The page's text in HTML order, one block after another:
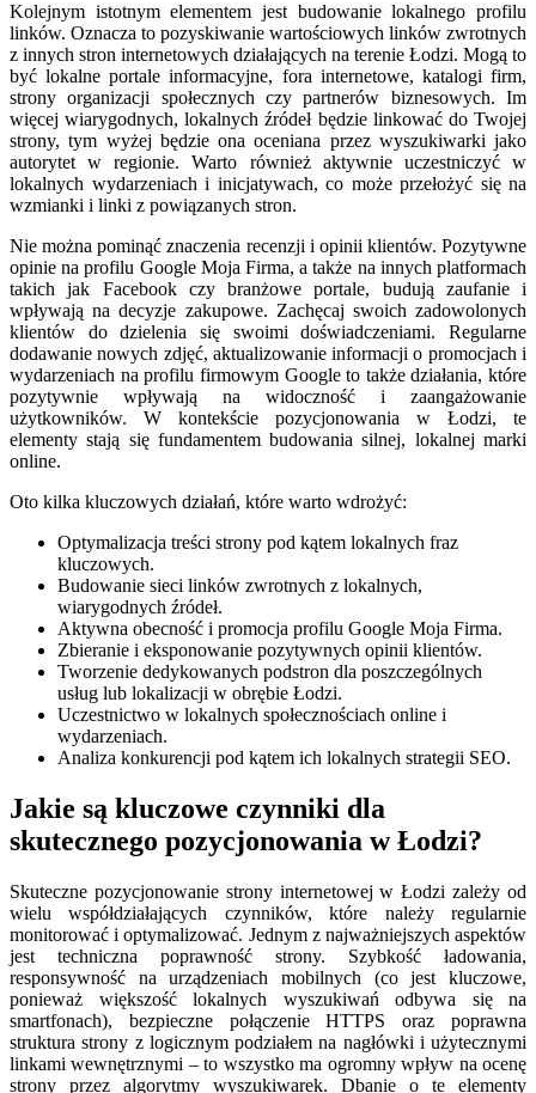
Kolejnym istotnym elementem jest budowanie lokalnego profilu
linków. Oznacza to pozyskiwanie wartościowych linków zwrotnych
z innych stron internetowych działających na terenie Łodzi. Mogą to
być lokalne portale informacyjne, fora internetowe, katalogi firm,
strony organizacji społecznych czy partnerów biznesowych. Im
więcej wiarygodnych, lokalnych źródeł będzie linkować do Twojej
strony, tym wyżej będzie ona oceniana przez wyszukiwarki jako
autorytet w regionie. Warto również aktywnie uczestniczyć w
lokalnych wydarzeniach i inicjatywach, co może przełożyć się na
wzmianki i linki z powiązanych stron.
Nie można pominąć znaczenia recenzji i opinii klientów. Pozytywne
opinie na profilu Google Moja Firma, a także na innych platformach
takich jak Facebook czy branżowe portale, budują zaufanie i
wpływają na decyzje zakupowe. Zachęcaj swoich zadowolonych
klientów do dzielenia się swoimi doświadczeniami. Regularne
dodawanie nowych zdjęć, aktualizowanie informacji o promocjach i
wydarzeniach na profilu firmowym Google to także działania, które
pozytywnie wpływają na widoczność i zaangażowanie
użytkowników. W kontekście pozycjonowania w Łodzi, te
elementy stają się fundamentem budowania silnej, lokalnej marki
online.
Oto kilka kluczowych działań, które warto wdrożyć:
Optymalizacja treści strony pod kątem lokalnych fraz
kluczowych.
Budowanie sieci linków zwrotnych z lokalnych,
wiarygodnych źródeł.
Aktywna obecność i promocja profilu Google Moja Firma.
Zbieranie i eksponowanie pozytywnych opinii klientów.
Tworzenie dedykowanych podstron dla poszczególnych
usług lub lokalizacji w obrębie Łodzi.
Uczestnictwo w lokalnych społecznościach online i
wydarzeniach.
Analiza konkurencji pod kątem ich lokalnych strategii SEO.
Jakie są kluczowe czynniki dla
skutecznego pozycjonowania w Łodzi?
Skuteczne pozycjonowanie strony internetowej w Łodzi zależy od
wielu współdziałających czynników, które należy regularnie
monitorować i optymalizować. Jednym z najważniejszych aspektów
jest techniczna poprawność strony. Szybkość ładowania,
responsywność na urządzeniach mobilnych (co jest kluczowe,
ponieważ większość lokalnych wyszukiwań odbywa się na
smartfonach), bezpieczne połączenie HTTPS oraz poprawna
struktura strony z logicznym podziałem na nagłówki i użytecznymi
linkami wewnętrznymi – to wszystko ma ogromny wpływ na ocenę
strony przez algorytmy wyszukiwarek. Dbanie o te elementy